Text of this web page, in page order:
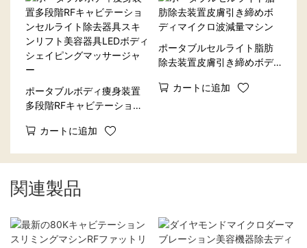
ポータブルボディ痩身装置
多段階RFキャビテーション
リフト美容器具LEDボディシ
カートに追加
ポータブルセルライト脂肪
除去装置皮膚引き締めボデ
カートに追加
関連製品